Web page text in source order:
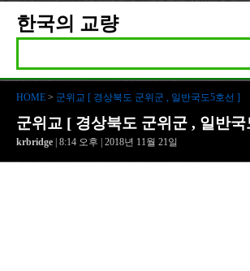
한국의 교량
HOME > 군위교 [ 경상북도 군위군 , 일반국도5호선 ]
군위교 [ 경상북도 군위군 , 일반국
krbridge | 8:14 오후 | 2018년 11월 21일